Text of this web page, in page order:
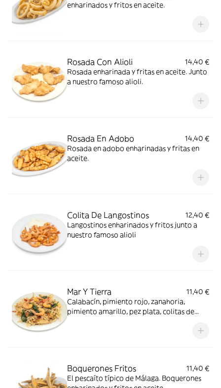
enharinados y fritos en aceite.
Rosada Con Alioli
14,40 €
Rosada enharinada y fritas en aceite. Junto
a nuestro famoso alioli.
Rosada En Adobo
14,40 €
Rosada en adobo enharinadas y fritas en
aceite.
Colita De Langostinos
12,40 €
Langostinos enharinados y fritos junto a
nuestro famoso alioli
Mar Y Tierra
11,40 €
Calabacín, pimiento rojo, zanahoria,
pimiento amarillo, pez plata, colitas de
Boquerones Fritos
11,40 €
El pescaíto típico de Málaga. Boquerones